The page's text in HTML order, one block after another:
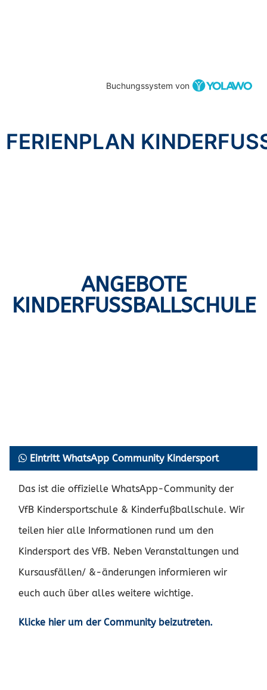
Buchungssystem von
FERIENPLAN
ANGEBOTE
KINDERFUSSBALLSCHULE
Eintritt WhatsApp Community Kindersport
Das ist die offizielle WhatsApp-Community der
VfB Kindersportschule & Kinderfußballschule. Wir
teilen hier alle Informationen rund um den
Kindersport des VfB. Neben Veranstaltungen und
Kursausfällen/ &-änderungen informieren wir
euch auch über alles weitere wichtige.
Klicke hier um der Community beizutreten.